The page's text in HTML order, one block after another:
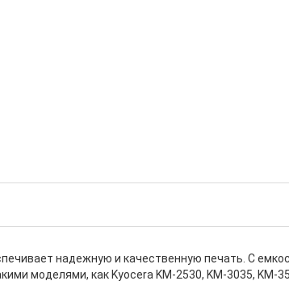
надежную и качественную печать. С
моделями, как Kyocera KM-2530, KM-3035, KM-